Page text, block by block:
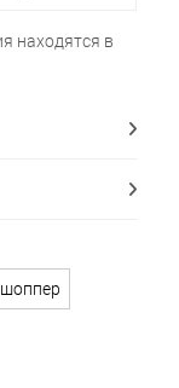
находятся в